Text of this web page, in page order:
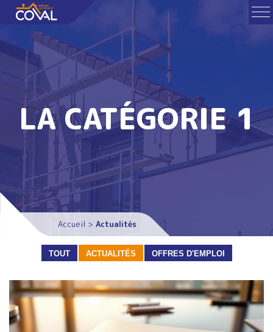
LA CATÉGORIE 1
Accueil > Actualités
TOUT ACTUALITÉS OFFRES D'EMPLOI